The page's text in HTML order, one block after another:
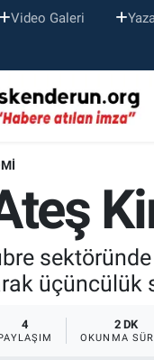
Video Galeri
üçüncülük
4 2 DK
OKUNMA